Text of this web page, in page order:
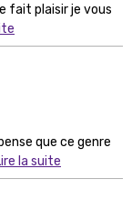
fait plaisir je vous
que ce genre
la suite